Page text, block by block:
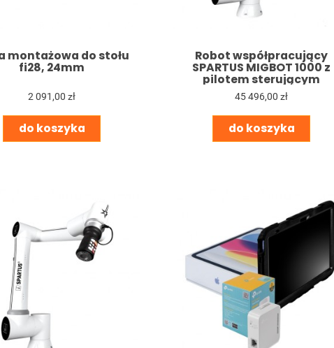
montażowa do stołu
fi28, 24mm
2 091,00 zł
do koszyka
Robot współpracujący
SPARTUS MIGBOT 1000 z
pilotem sterującym
45 496,00 zł
do koszyka